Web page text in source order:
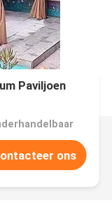
Paviljoen
ons